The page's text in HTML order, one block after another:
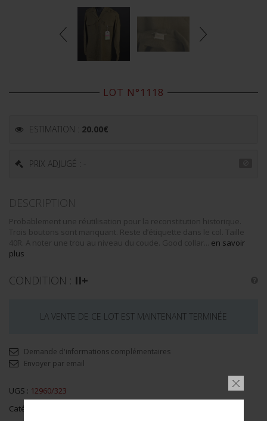
LOT N°1118
ESTIMATION : 20.00€
PRIX ADJUGÉ : -
DESCRIPTION
Probablement une réutilisation pour la reconstitution historique.
Trois boutons sont manquant. Reste d’étiquette dans le col. Taille
40R. A noter une trou au niveau du coude. Good collar... en savoir
plus
CONDITION : II+
LA VENTE DE CE LOT EST MAINTENANT TERMINÉE
Demande d'informations complémentaires
Envoyer par email
UGS : 12960/323
Catégorie :